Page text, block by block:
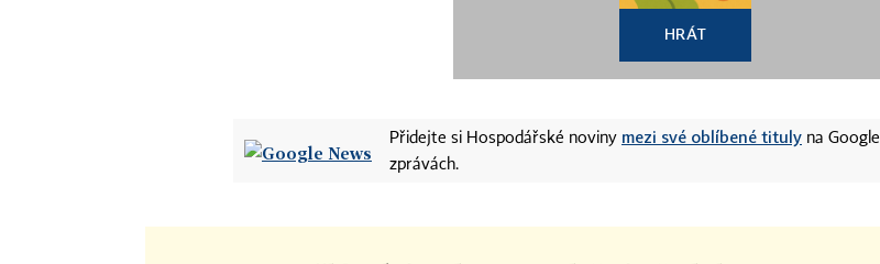
HRÁT
Přidejte si Hospodářské noviny mezi své oblíbené tituly na Google
zprávách.